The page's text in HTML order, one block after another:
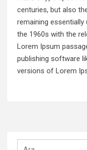
centuries, but also
remaining essentially
the 1960s with the
Lorem Ipsum
publishing software
versions of Lorem
Arama: